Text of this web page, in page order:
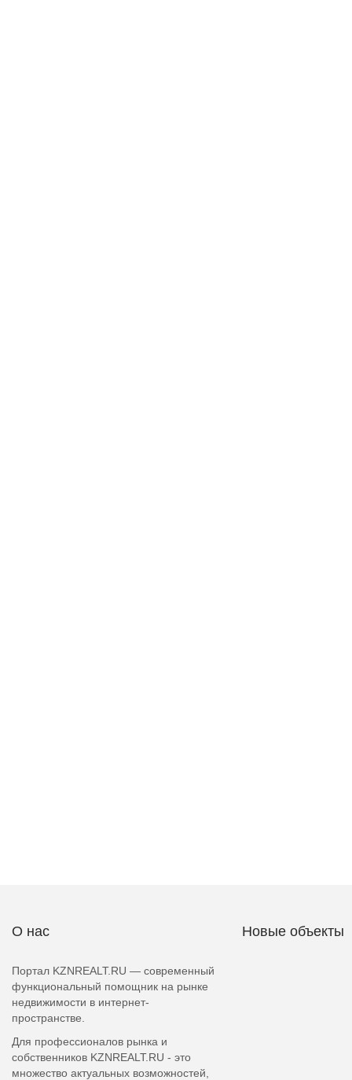
О нас
Портал KZNREALT.RU — современный
функциональный помощник на рынке
недвижимости в интернет-
пространстве.
Для профессионалов рынка и
собственников KZNREALT.RU - это
множество актуальных возможностей,
Новые объекты